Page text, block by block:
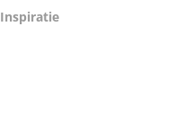
Inspiratie